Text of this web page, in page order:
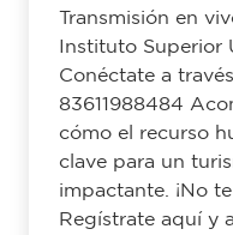
Transmisión en
Instituto Superior
Conéctate a
83611988484
cómo el recurso
clave para un
impactante. ¡No
Regístrate aquí y